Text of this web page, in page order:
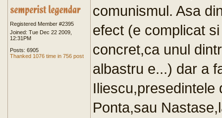
Registered Member #2395
Joined: Tue Dec 22 2009,
12:31PM
Posts: 6905
Thanked 1076 time in 756 post
comunismul. Asa
efect (e complicat
concret,ca unul
albastru e...) dar a
Iliescu,presedintele
Ponta,sau